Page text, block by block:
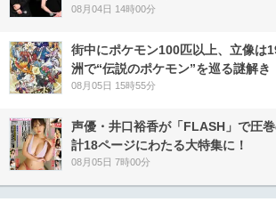
08月04日 14時00分
街中にポケモン100匹以上、立像
洲で“伝説のポケモン”を巡る謎解き
08月05日 15時55分
声優・井口裕香が「FLASH」で圧
計18ページにわたる大特集に！
08月05日 7時00分